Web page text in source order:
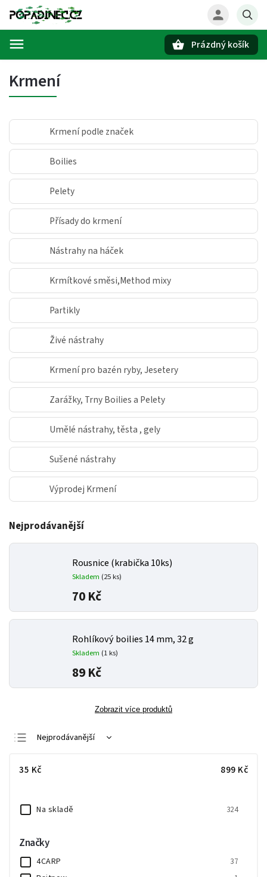
Prázdný košík
Krmení
Krmení podle značek
Boilies
Pelety
Přísady do krmení
Nástrahy na háček
Krmítkové směsi,Method mixy
Partikly
Živé nástrahy
Krmení pro bazén ryby, Jesetery
Zarážky, Trny Boilies a Pelety
Umělé nástrahy, těsta , gely
Sušené nástrahy
Výprodej Krmení
Nejprodávanější
Rousnice (krabička 10ks)
Skladem (25 ks)
70 Kč
Rohlíkový boilies 14 mm, 32 g
Skladem (1 ks)
89 Kč
Zobrazit více produktů
Nejprodávanější
Nejdražší
35 Kč 899 Kč
Na skladě 324
Značky
4CARP 37